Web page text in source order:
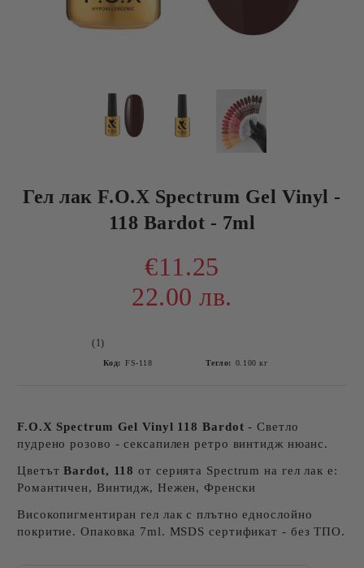
Гел лак F.O.X Spectrum Gel Vinyl -
118 Bardot - 7ml
€11.25
22.00 лв.
(1)
Код: FS-118 Тегло: 0.100 кг
F.O.X Spectrum Gel Vinyl 118 Bardot - Светло
пудрено розово - сексапилен ретро винтидж нюанс.
ЦветътBardot, 118 от серията Spectrum на гел лак е:
Романтичен, Винтидж, Нежен, Френски
Високопигментиран гел лак с плътно еднослойно
покритие. Опаковка 7ml. MSDS сертификат - без ТПО.